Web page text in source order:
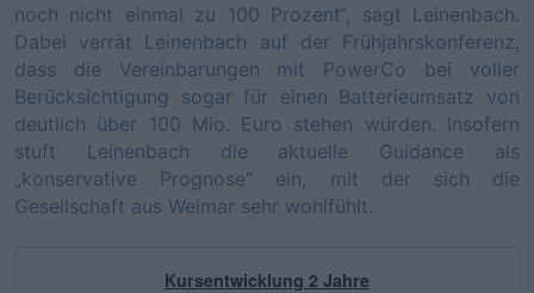
noch nicht einmal zu 100 Prozent“, sagt Leinenbach.
Dabei verrät Leinenbach auf der Frühjahrskonferenz,
dass die Vereinbarungen mit PowerCo bei voller
Berücksichtigung sogar für einen Batterieumsatz von
deutlich über 100 Mio. Euro stehen würden. Insofern
stuft Leinenbach die aktuelle Guidance als
„konservative Prognose“ ein, mit der sich die
Gesellschaft aus Weimar sehr wohlfühlt.
Kursentwicklung 2 Jahre